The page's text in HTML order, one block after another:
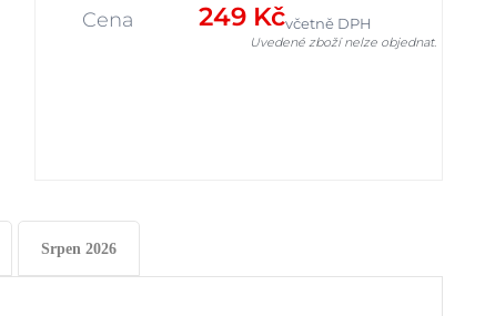
Cena 249 Kčvčetně DPH
Uvedené zboží nelze objednat.
Srpen 2026